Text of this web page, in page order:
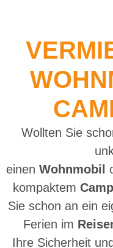
Wollten Sie
einen Wohnmobil
kompaktem
Sie schon an ein
Ferien im
Ihre Sicherheit